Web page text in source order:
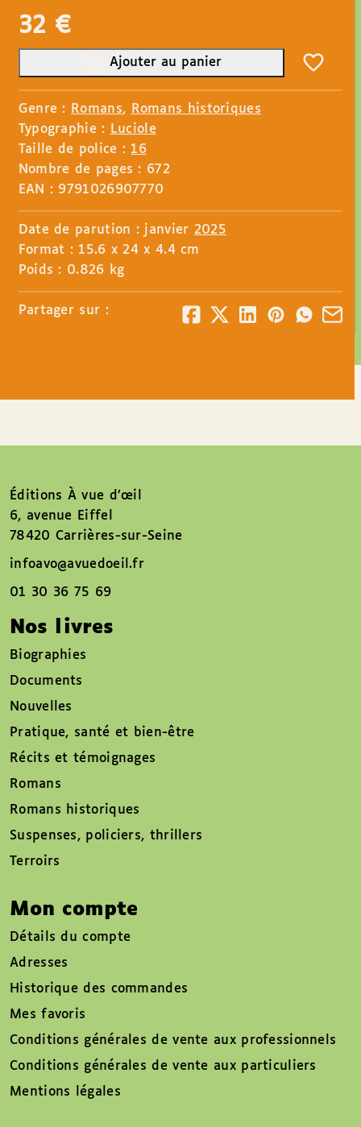
32 €
Ajouter au panier
Genre : Romans, Romans historiques
Typographie : Luciole
Taille de police : 16
Nombre de pages : 672
EAN : 9791026907770
Date de parution : janvier 2025
Format : 15.6 x 24 x 4.4 cm
Poids : 0.826 kg
Partager sur :
Éditions À vue d’œil
6, avenue Eiffel
78420 Carrières-sur-Seine
infoavo@avuedoeil.fr
01 30 36 75 69
Nos livres
Biographies
Documents
Nouvelles
Pratique, santé et bien-être
Récits et témoignages
Romans
Romans historiques
Suspenses, policiers, thrillers
Terroirs
Mon compte
Détails du compte
Adresses
Historique des commandes
Mes favoris
Conditions générales de vente aux professionnels
Conditions générales de vente aux particuliers
Mentions légales